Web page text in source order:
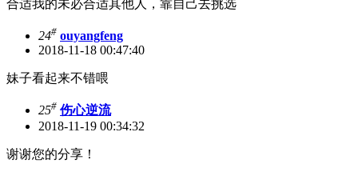
合适我的未必合适其他人，靠自己去挑选
24# ouyangfeng
2018-11-18 00:47:40
妹子看起来不错喂
25# 伤心逆流
2018-11-19 00:34:32
谢谢您的分享！